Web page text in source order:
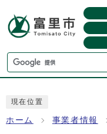
現在位置
ホーム 事業者情報